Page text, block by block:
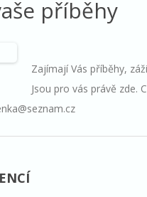
příběhy
Zajímají Vás příběhy,
Jsou pro vás právě zde.